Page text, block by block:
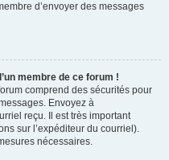
d’envoyer des messages
membre de ce forum !
comprend des sécurités pour
Envoyez à
reçu. Il est très important
sur l’expéditeur du courriel).
nécessaires.